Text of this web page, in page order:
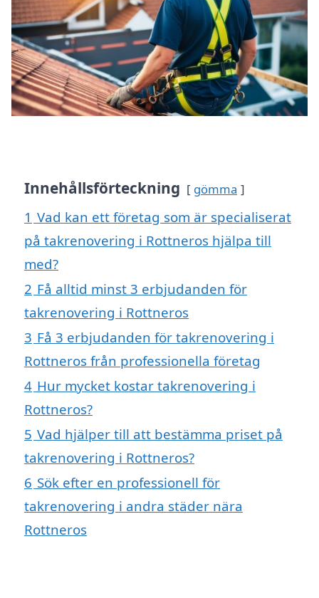
Innehållsförteckning gömma
1 Vad kan ett företag som är specialiserat
på takrenovering i Rottneros hjälpa till
med?
2 Få alltid minst 3 erbjudanden för
takrenovering i Rottneros
3 Få 3 erbjudanden för takrenovering i
Rottneros från professionella företag
4 Hur mycket kostar takrenovering i
Rottneros?
5 Vad hjälper till att bestämma priset på
takrenovering i Rottneros?
6 Sök efter en professionell för
takrenovering i andra städer nära
Rottneros